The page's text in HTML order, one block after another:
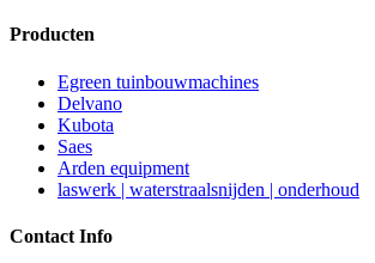
Producten
Egreen tuinbouwmachines
Delvano
Kubota
Saes
Arden equipment
laswerk | waterstraalsnijden | onderhoud
Contact Info